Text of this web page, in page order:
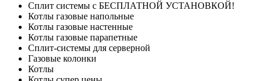
Сплит системы с БЕСПЛАТНОЙ УСТАНОВКОЙ!
Котлы газовые напольные
Котлы газовые настенные
Котлы газовые парапетные
Сплит-системы для серверной
Газовые колонки
Котлы